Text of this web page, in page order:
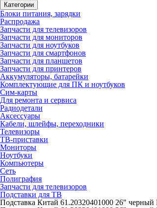
Категории
Блоки питания, зарядки
Распродажа
Запчасти для телевизоров
Запчасти для мониторов
Запчасти для ноутбуков
Запчасти для смартфонов
Запчасти для планшетов
Запчасти для принтеров
Аккумуляторы, батарейки
Комплектующие для ПК и ноутбуков
Сим-карты
Для ремонта и сервиса
Радиодетали
Аксессуары
Кабели, шлейфы, переходники
Телевизоры
ТВ-приставки
Мониторы
Ноутбуки
Компьютеры
Сеть
Полиграфия
Запчасти для телевизоров
Подставки для ТВ
Подставка Китай 61.20320401000 26"